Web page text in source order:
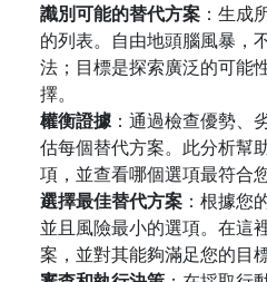
識別可能的替代方案 ：生成
的列表。自由地頭腦風暴，
法；目標是探索廣泛的可能
擇。
權衡證據 ：通過檢查優勢、
估每個替代方案。此分析幫
項，並查看哪個選項最符合
選擇最佳替代方案 ：根據您
並且風險最小的選項。在這
案，並對其能夠滿足您的目